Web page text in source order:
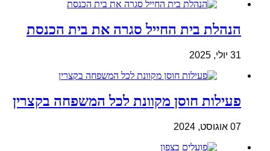
הנהלת בית החייל סגרה את בית הכנסת
31 יולי, 2025
פעילות חוסן מקוונת לכל המשפחה בקצרין
07 אוגוסט, 2024